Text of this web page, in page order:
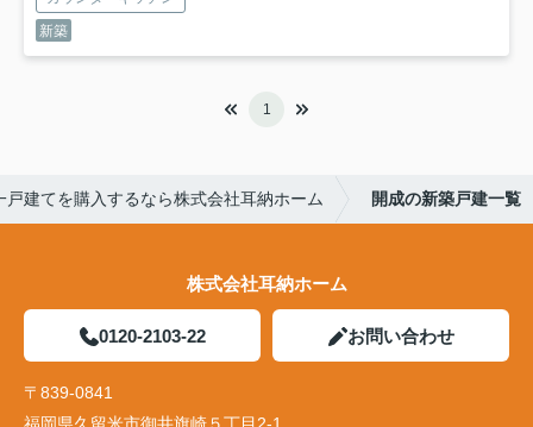
新築
1
建てを購入するなら株式会社耳納ホーム 開成の新築戸建一覧
株式会社耳納ホーム
0120-2103-22 お問い合わせ
〒839-0841